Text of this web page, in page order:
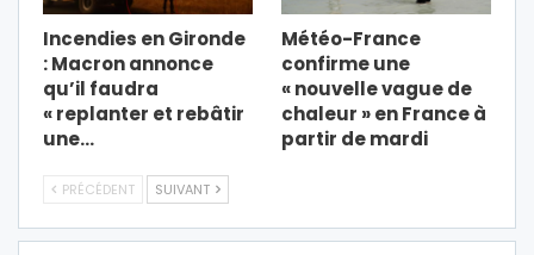
Incendies en Gironde
: Macron annonce
qu’il faudra
« replanter et rebâtir
une…
Météo-France
confirme une
« nouvelle vague de
chaleur » en France à
partir de mardi
PRÉCÉDENT SUIVANT